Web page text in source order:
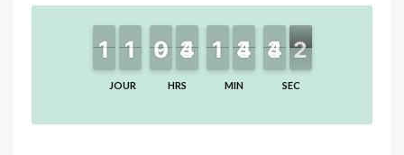
JOUR
1
1
1
1 1
1
1
1
HRS
9
9
0
0 3
3
4
4
MIN
1
1
1
1 3
3
4
4
SEC
3
3
4
4 2
1
1